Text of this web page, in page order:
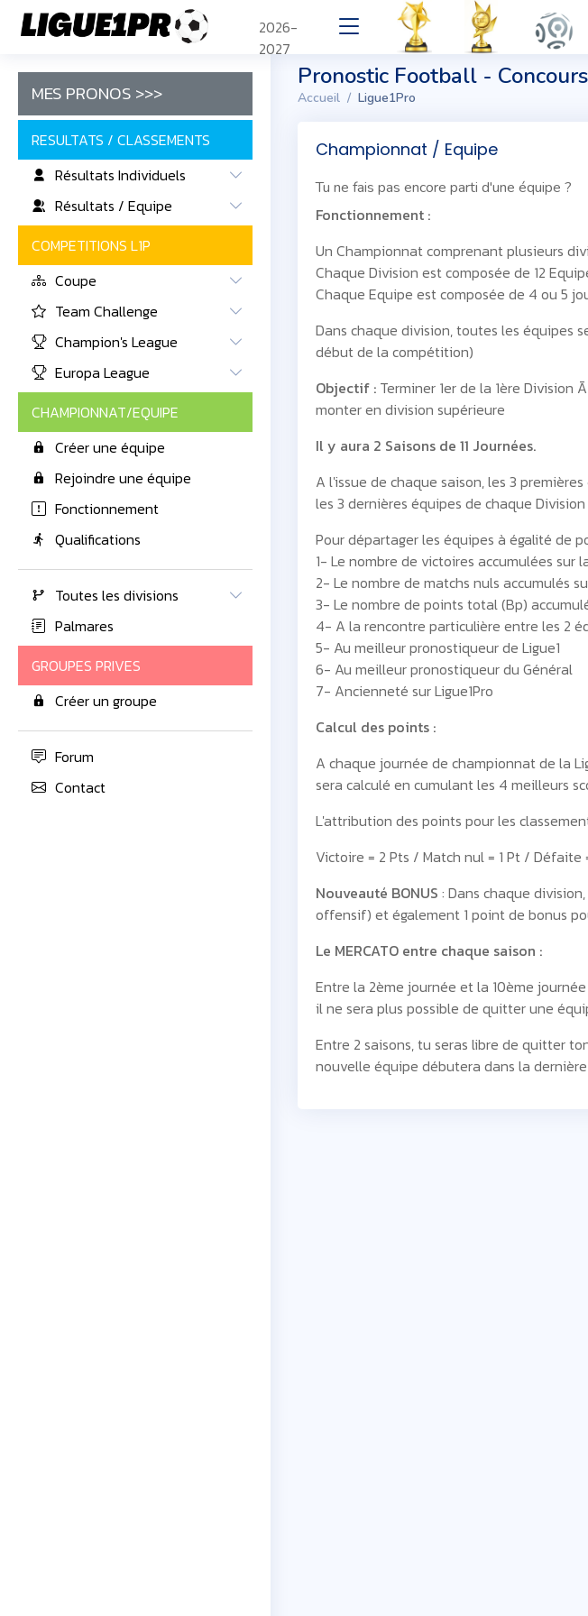
MES PRONOS >>>
RESULTATS / CLASSEMENTS
Résultats Individuels
Résultats / Equipe
COMPETITIONS L1P
Coupe
Team Challenge
Champion's League
Europa League
CHAMPIONNAT/EQUIPE
Créer une équipe
Rejoindre une équipe
Fonctionnement
Qualifications
Toutes les divisions
Palmares
GROUPES PRIVES
Créer un groupe
Forum
Contact
Pronostic Football -
Accueil Ligue1Pro
2026-
2027
Championnat / Equipe
Tu ne fais pas encore parti d'une équipe ?
Fonctionnement :
Un Championnat comprenant plusieurs
Chaque Division est composée de 12
Chaque Equipe est composée de 4 ou 5
Dans chaque division, toutes les équipes
début de la compétition)
Objectif : Terminer 1er de la 1ère
monter en division supérieure
Il y aura 2 Saisons de 11 Journées.
A l'issue de chaque saison, les 3
les 3 dernières équipes de chaque
Pour départager les équipes à égalité de
1- Le nombre de victoires accumulées sur
2- Le nombre de matchs nuls accumulés
3- Le nombre de points total (Bp)
4- A la rencontre particulière entre les 2
5- Au meilleur pronostiqueur de Ligue1
6- Au meilleur pronostiqueur du Général
7- Ancienneté sur Ligue1Pro
Calcul des points :
A chaque journée de championnat de la
sera calculé en cumulant les 4 meilleurs
L'attribution des points pour les
Victoire = 2 Pts / Match nul = 1 Pt / Défaite
Nouveauté BONUS : Dans chaque
offensif) et également 1 point de bonus
Le MERCATO entre chaque saison :
Entre la 2ème journée et la 10ème
il ne sera plus possible de quitter une
Entre 2 saisons, tu seras libre de quitter
nouvelle équipe débutera dans la